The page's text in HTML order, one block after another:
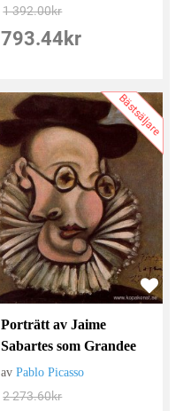
1 392.00kr
793.44 kr
Bästsäljare
Porträtt av Jaime
Sabartes som Grandee
avPablo Picasso
2 273.60kr